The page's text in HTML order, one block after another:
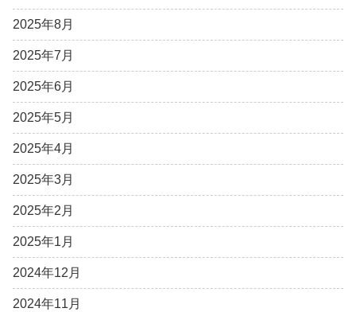
2025年8月
2025年7月
2025年6月
2025年5月
2025年4月
2025年3月
2025年2月
2025年1月
2024年12月
2024年11月